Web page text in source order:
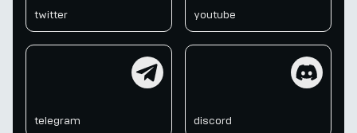
twitter youtube
telegram discord